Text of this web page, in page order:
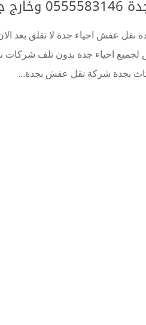
جدة
عفش احياء جدة لا تقلق بعد
لجميع احياء جدة بدون تلف
بجدة شركة نقل عفش بجدة...